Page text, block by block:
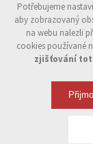
Potřebujeme
aby zobrazovaný
na webu nalezli
cookies používané
zjišťování